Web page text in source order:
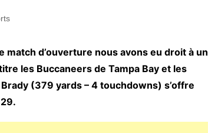
match d’ouverture nous avons eu droit à un
les Buccaneers de Tampa Bay et les
(379 yards – 4 touchdowns) s’offre